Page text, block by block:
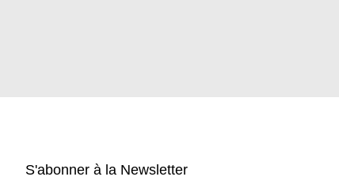
S'abonner à la Newsletter